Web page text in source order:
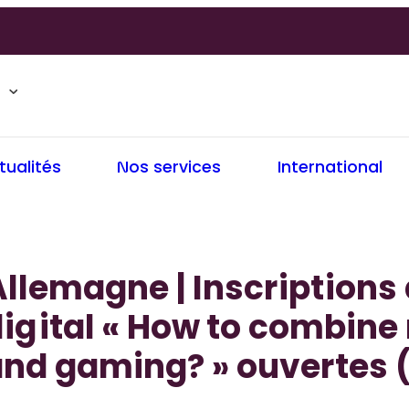
Nos services International
| Inscriptions
« How to combine
gaming? » ouvertes